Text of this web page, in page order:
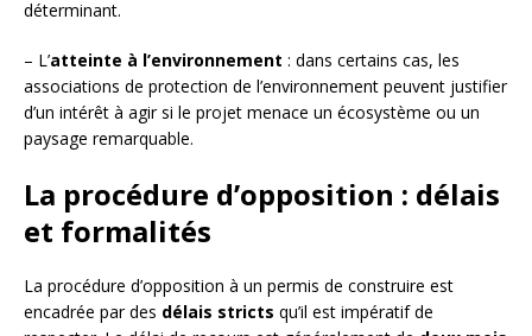
déterminant.
– L’atteinte à l’environnement : dans certains cas, les
associations de protection de l’environnement peuvent justifier
d’un intérêt à agir si le projet menace un écosystème ou un
paysage remarquable.
La procédure d’opposition : délais
et formalités
La procédure d’opposition à un permis de construire est
encadrée par des délais stricts qu’il est impératif de